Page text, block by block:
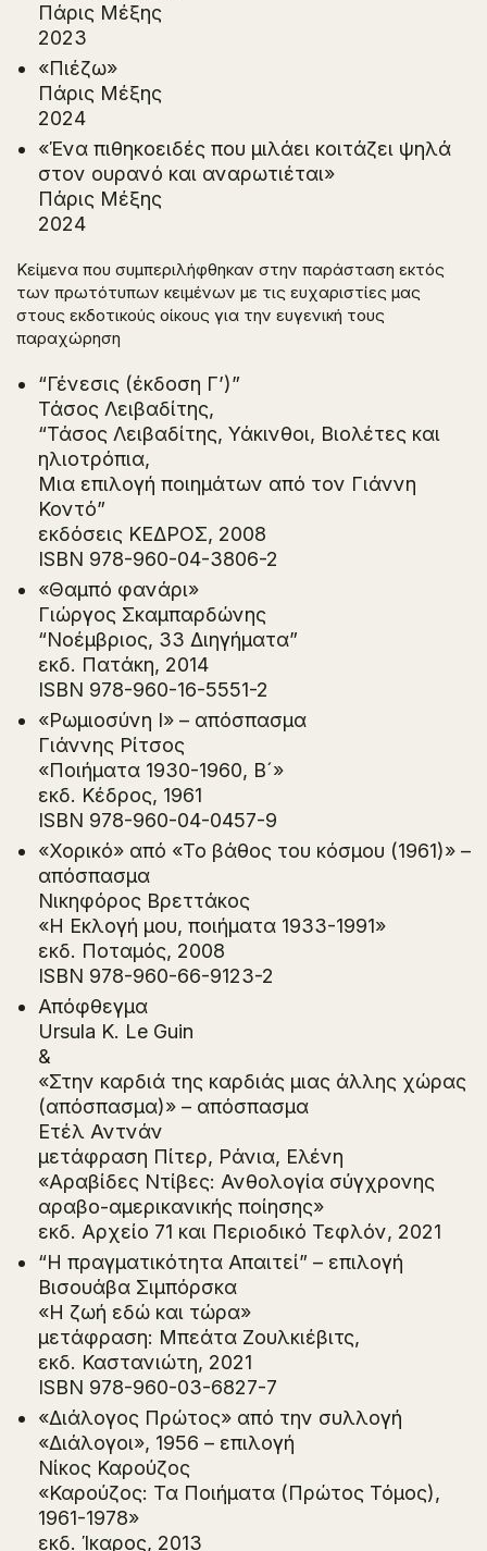
Πάρις Μέξης
2023
«Πιέζω»
Πάρις Μέξης
2024
«Ένα πιθηκοειδές που μιλάει κοιτάζει ψηλά
στον ουρανό και αναρωτιέται»
Πάρις Μέξης
2024
Κείμενα που συμπεριλήφθηκαν στην παράσταση εκτός
των πρωτότυπων κειμένων με τις ευχαριστίες μας
στους εκδοτικούς οίκους για την ευγενική τους
παραχώρηση
“Γένεσις (έκδοση Γ’)”
Τάσος Λειβαδίτης,
“Τάσος Λειβαδίτης, Υάκινθοι, Βιολέτες και
ηλιοτρόπια,
Μια επιλογή ποιημάτων από τον Γιάννη
Κοντό”
εκδόσεις ΚΕΔΡΟΣ, 2008
ISBN 978-960-04-3806-2
«Θαμπό φανάρι»
Γιώργος Σκαμπαρδώνης
“Νοέμβριος, 33 Διηγήματα”
εκδ. Πατάκη, 2014
ISBN 978-960-16-5551-2
«Ρωμιοσύνη Ι» – απόσπασμα
Γιάννης Ρίτσος
«Ποιήματα 1930-1960, B´»
εκδ. Κέδρος, 1961
ISBN 978-960-04-0457-9
«Χορικό» από «Το βάθος του κόσμου (1961)» –
απόσπασμα
Νικηφόρος Βρεττάκος
«Η Εκλογή μου, ποιήματα 1933-1991»
εκδ. Ποταμός, 2008
ISBN 978-960-66-9123-2
Απόφθεγμα
Ursula K. Le Guin
&
«Στην καρδιά της καρδιάς μιας άλλης χώρας
(απόσπασμα)» – απόσπασμα
Ετέλ Αντνάν
μετάφραση Πίτερ, Ράνια, Ελένη
«Αραβίδες Ντίβες: Ανθολογία σύγχρονης
αραβο-αμερικανικής ποίησης»
εκδ. Αρχείο 71 και Περιοδικό Τεφλόν, 2021
“Η πραγματικότητα Απαιτεί” – επιλογή
Βισουάβα Σιμπόρσκα
«Η ζωή εδώ και τώρα»
μετάφραση: Μπεάτα Ζουλκιέβιτς,
εκδ. Καστανιώτη, 2021
ISBN 978-960-03-6827-7
«Διάλογος Πρώτος» από την συλλογή
«Διάλογοι», 1956 – επιλογή
Νίκος Καρούζος
«Καρούζος: Τα Ποιήματα (Πρώτος Τόμος),
1961-1978»
εκδ. Ίκαρος, 2013